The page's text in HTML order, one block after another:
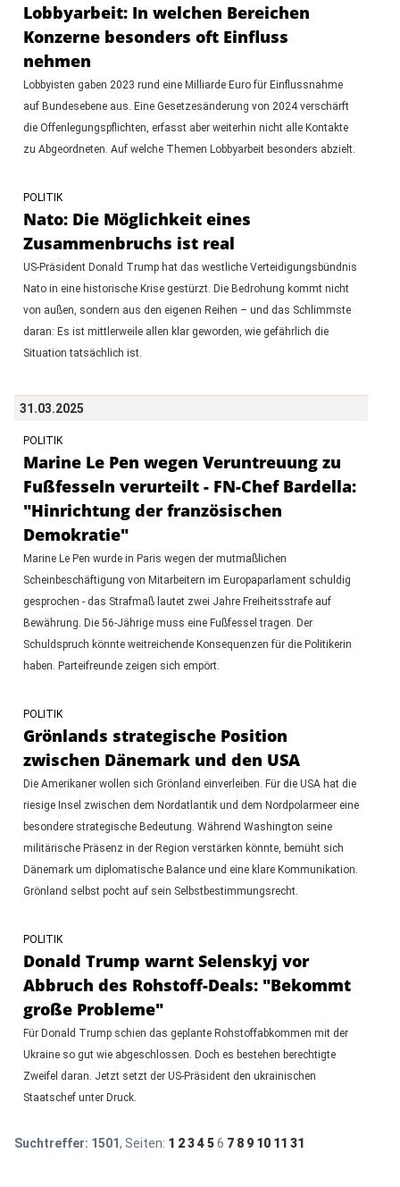
Lobbyarbeit: In welchen Bereichen
Konzerne besonders oft Einfluss
nehmen
Lobbyisten gaben 2023 rund eine Milliarde Euro für Einflussnahme
auf Bundesebene aus. Eine Gesetzesänderung von 2024 verschärft
die Offenlegungspflichten, erfasst aber weiterhin nicht alle Kontakte
zu Abgeordneten. Auf welche Themen Lobbyarbeit besonders abzielt.
POLITIK
Nato: Die Möglichkeit eines
Zusammenbruchs ist real
US-Präsident Donald Trump hat das westliche Verteidigungsbündnis
Nato in eine historische Krise gestürzt. Die Bedrohung kommt nicht
von außen, sondern aus den eigenen Reihen – und das Schlimmste
daran: Es ist mittlerweile allen klar geworden, wie gefährlich die
Situation tatsächlich ist.
31.03.2025
POLITIK
Marine Le Pen wegen Veruntreuung zu
Fußfesseln verurteilt - FN-Chef Bardella:
"Hinrichtung der französischen
Demokratie"
Marine Le Pen wurde in Paris wegen der mutmaßlichen
Scheinbeschäftigung von Mitarbeitern im Europaparlament schuldig
gesprochen - das Strafmaß lautet zwei Jahre Freiheitsstrafe auf
Bewährung. Die 56-Jährige muss eine Fußfessel tragen. Der
Schuldspruch könnte weitreichende Konsequenzen für die Politikerin
haben. Parteifreunde zeigen sich empört.
POLITIK
Grönlands strategische Position
zwischen Dänemark und den USA
Die Amerikaner wollen sich Grönland einverleiben. Für die USA hat die
riesige Insel zwischen dem Nordatlantik und dem Nordpolarmeer eine
besondere strategische Bedeutung. Während Washington seine
militärische Präsenz in der Region verstärken könnte, bemüht sich
Dänemark um diplomatische Balance und eine klare Kommunikation.
Grönland selbst pocht auf sein Selbstbestimmungsrecht.
POLITIK
Donald Trump warnt Selenskyj vor
Abbruch des Rohstoff-Deals: "Bekommt
große Probleme"
Für Donald Trump schien das geplante Rohstoffabkommen mit der
Ukraine so gut wie abgeschlossen. Doch es bestehen berechtigte
Zweifel daran. Jetzt setzt der US-Präsident den ukrainischen
Staatschef unter Druck.
Suchtreffer: 1501, Seiten: 1 2 3 4 5 6 7 8 9 10 11 31